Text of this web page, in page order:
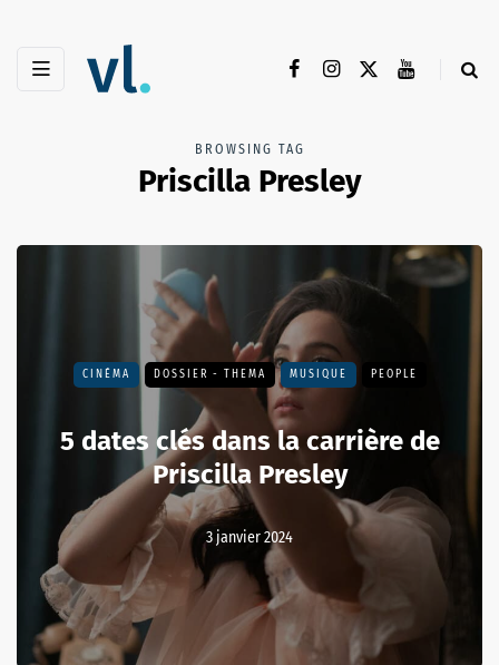
BROWSING TAG
Priscilla Presley
CINÉMA DOSSIER - THEMA MUSIQUE PEOPLE
5 dates clés dans la carrière de
Priscilla Presley
3 janvier 2024